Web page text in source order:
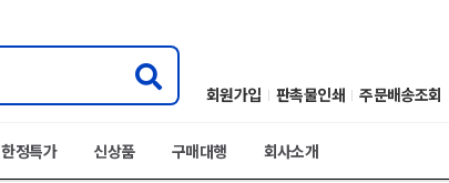
회원가입 판촉물인쇄 주문배송조회
한정특가 신상품 구매대행 회사소개